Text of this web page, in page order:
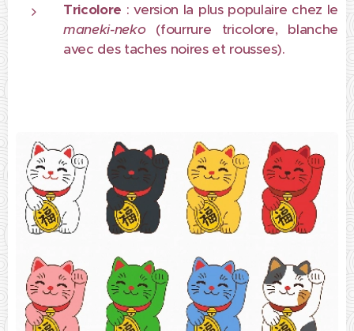
Tricolore : version la plus populaire chez le
maneki-neko(fourrure tricolore, blanche
avec des taches noires et rousses).